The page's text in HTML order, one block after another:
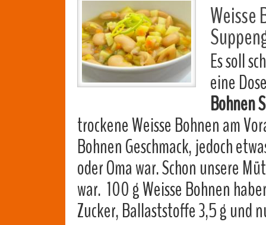
Weisse
Es soll
eine
Bohnen
trockene Weisse Bohnen am
Bohnen Geschmack, jedoch
oder Oma war. Schon unsere
war. 100 g Weisse Bohnen
Zucker, Ballaststoffe 3,5 g und